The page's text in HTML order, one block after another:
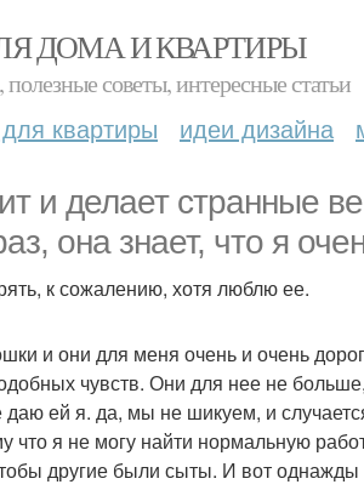
ДОМА И КВАРТИРЫ
советы, интересные статьи
квартиры идеи дизайна
и делает странные
она знает, что я
к сожалению, хотя люблю ее.
и они для меня очень и очень
чувств. Они для нее не
даю ей я. да, мы не шикуем, и
что я не могу найти нормальную
другие были сыты. И вот однажды